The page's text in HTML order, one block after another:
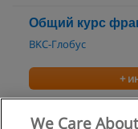
Общий курс
BKC-Глобус
+
Интенсивные
We Care